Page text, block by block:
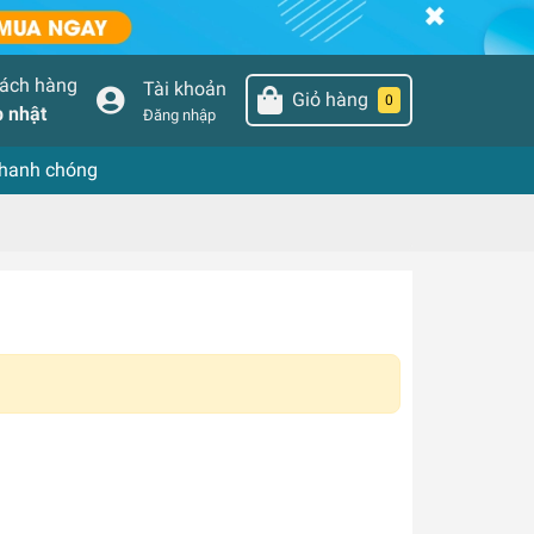
hàng
nhật
Tài khoản
Đăng nhập
Giỏ hàng 0
chóng